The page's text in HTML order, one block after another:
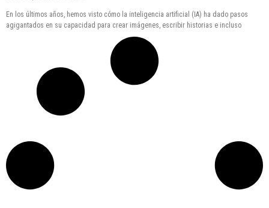
En los últimos años, hemos visto cómo la inteligencia artificial (IA) ha dado pasos
agigantados en su capacidad para crear imágenes, escribir historias e incluso